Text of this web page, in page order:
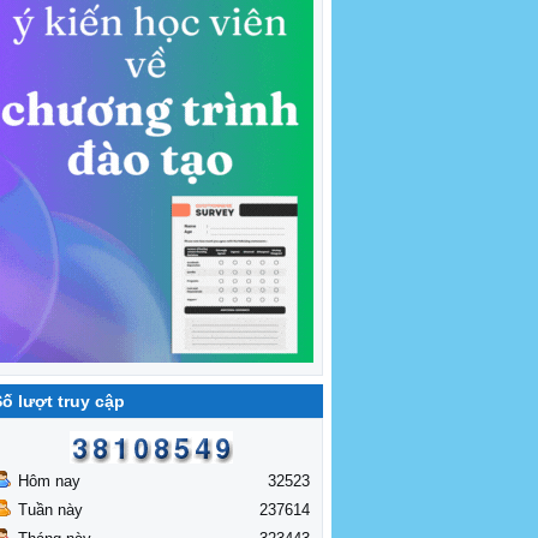
lượt truy cập
Hôm nay
Tuần này
32523
237614